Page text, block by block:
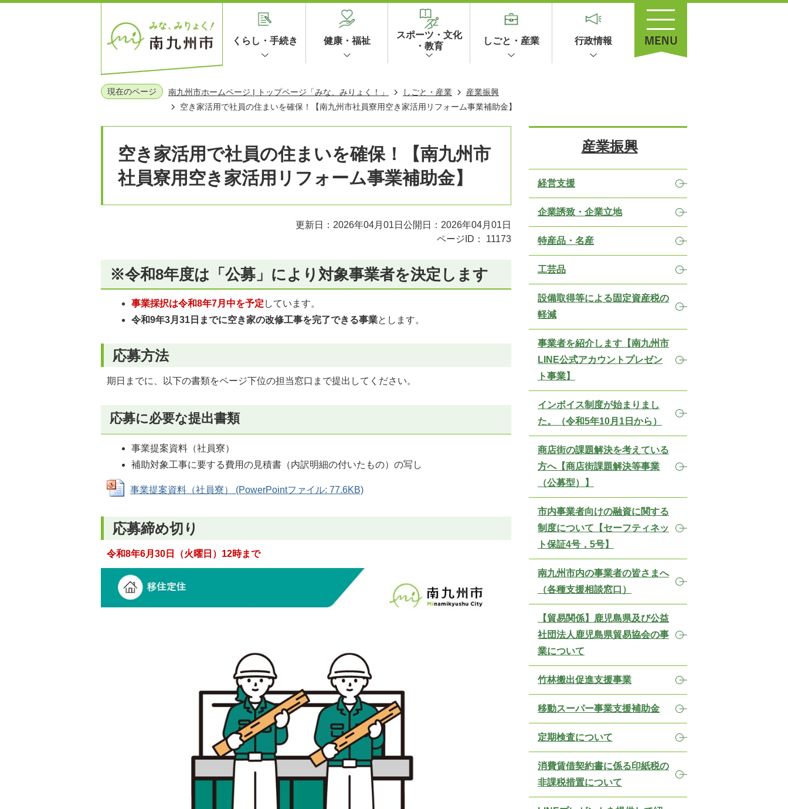
くらし・手続き 健康・福祉
スポーツ・文化
・教育
しごと・産業 行政情報
現在のページ 南九州市ホームページ | トップページ「みな、みりょく！」 しごと・産業
産業振興
空き家活用で社員の住まいを確保！【南九州市社員寮用空き家活用リフォーム事業補助金】
空き家活用で社員の住まいを確保！【南九州市
社員寮用空き家活用リフォーム事業補助金】
更新日：2026年04月01日 公開日：2026年04月01日
ページID：
11173
※令和8年度は「公募」により対象事業者を決定します
事業採択は令和8年7月中を予定 しています。
令和9年3月31日までに空き家の改修工事を完了できる事業とします。
応募方法
期日までに、以下の書類をページ下位の担当窓口まで提出してください。
応募に必要な提出書類
事業提案資料（社員寮）
補助対象工事に要する費用の見積書（内訳明細の付いたもの）の写し
事業提案資料（社員寮） (PowerPointファイル: 77.6KB)
応募締め切り
令和8年6月30日（火曜日）12時まで
産業振興
経営支援
企業誘致・企業立地
特産品・名産
工芸品
設備取得等による固定資産税の
軽減
事業者を紹介します【南九州市
LINE公式アカウントプレゼン
ト事業】
インボイス制度が始まりまし
た。（令和5年10月1日から）
商店街の課題解決を考えている
方へ【商店街課題解決等事業
（公募型）】
市内事業者向けの融資に関する
制度について【セーフティネッ
ト保証4号，5号】
南九州市内の事業者の皆さまへ
（各種支援相談窓口）
【貿易関係】鹿児島県及び公益
社団法人鹿児島県貿易協会の事
業について
竹林搬出促進支援事業
移動スーパー事業支援補助金
定期検査について
消費賃借契約書に係る印紙税の
非課税措置について